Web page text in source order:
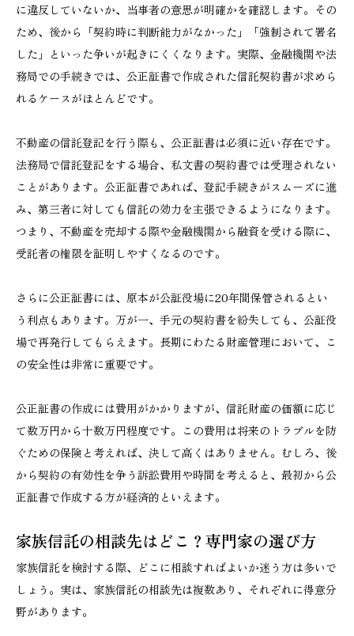
に違反していないか、当事者の意思が明確かを確認します。その
ため、後から「契約時に判断能力がなかった」「強制されて署名
した」といった争いが起きにくくなります。実際、金融機関や法
務局での手続きでは、公正証書で作成された信託契約書が求めら
れるケースがほとんどです。
不動産の信託登記を行う際も、公正証書は必須に近い存在です。
法務局で信託登記をする場合、私文書の契約書では受理されない
ことがあります。公正証書であれば、登記手続きがスムーズに進
み、第三者に対しても信託の効力を主張できるようになります。
つまり、不動産を売却する際や金融機関から融資を受ける際に、
受託者の権限を証明しやすくなるのです。
さらに公正証書には、原本が公証役場に20年間保管されるとい
う利点もあります。万が一、手元の契約書を紛失しても、公証役
場で再発行してもらえます。長期にわたる財産管理において、こ
の安全性は非常に重要です。
公正証書の作成には費用がかかりますが、信託財産の価額に応じ
て数万円から十数万円程度です。この費用は将来のトラブルを防
ぐための保険と考えれば、決して高くはありません。むしろ、後
から契約の有効性を争う訴訟費用や時間を考えると、最初から公
正証書で作成する方が経済的といえます。
家族信託の相談先はどこ？専門家の選び方
家族信託を検討する際、どこに相談すればよいか迷う方は多いで
しょう。実は、家族信託の相談先は複数あり、それぞれに得意分
野があります。